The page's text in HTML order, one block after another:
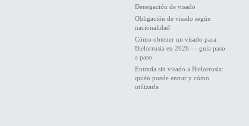
Denegación de visado
Obligación de visado según
nacionalidad
Cómo obtener un visado para
Bielorrusia en 2026 — guía paso
a paso
Entrada sin visado a Bielorrusia:
quién puede entrar y cómo
utilizarla